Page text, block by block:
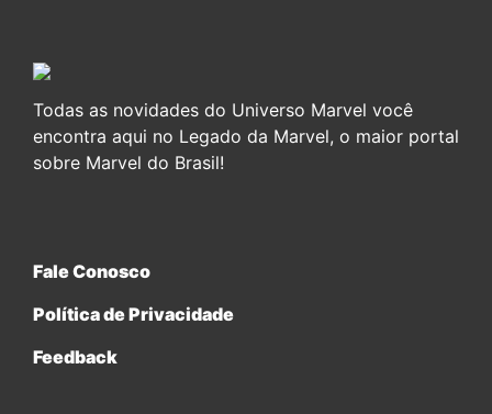
Todas as novidades do Universo Marvel você
encontra aqui no Legado da Marvel, o maior portal
sobre Marvel do Brasil!
Fale Conosco
Política de Privacidade
Feedback